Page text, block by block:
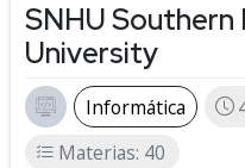
SNHU Southern
University
Informática
Materias: 40